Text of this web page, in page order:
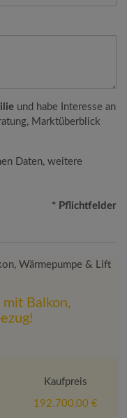
und habe Interesse an
Marktüberblick
Daten, weitere
* Pflichtfelder
Balkon,
Kaufpreis
192.700,00 €